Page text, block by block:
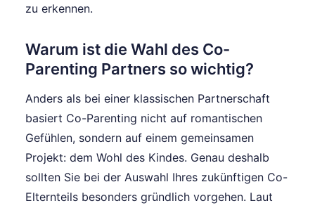
zu erkennen.
Warum ist die Wahl des Co-
Parenting Partners so wichtig?
Anders als bei einer klassischen Partnerschaft
basiert Co-Parenting nicht auf romantischen
Gefühlen, sondern auf einem gemeinsamen
Projekt: dem Wohl des Kindes. Genau deshalb
sollten Sie bei der Auswahl Ihres zukünftigen Co-
Elternteils besonders gründlich vorgehen. Laut